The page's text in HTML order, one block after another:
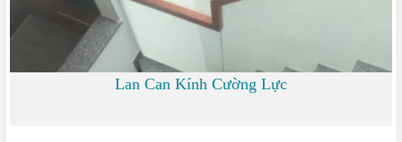
Lan Can Kính Cường Lực